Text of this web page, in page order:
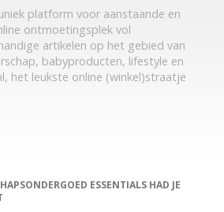
platform voor aanstaande en
ontmoetingsplek vol
artikelen op het gebied van
babyproducten, lifestyle en
het leukste online (winkel)straatje
ESSENTIALS HAD JE